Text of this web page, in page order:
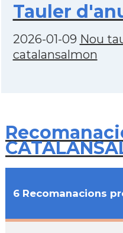
Tauler
2026-01-09 Nou
catalansalmon
6 Recomanacions